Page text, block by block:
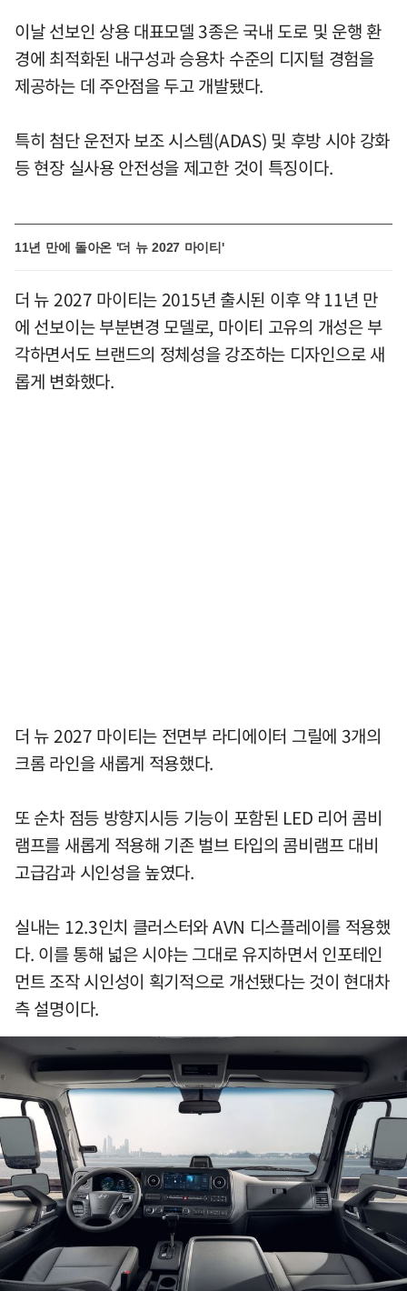
이날 선보인 상용 대표모델 3종은 국내 도로 및 운행 환
경에 최적화된 내구성과 승용차 수준의 디지털 경험을
제공하는 데 주안점을 두고 개발됐다.
특히 첨단 운전자 보조 시스템(ADAS) 및 후방 시야 강화
등 현장 실사용 안전성을 제고한 것이 특징이다.
11년 만에 돌아온 '더 뉴 2027 마이티'
더 뉴 2027 마이티는 2015년 출시된 이후 약 11년 만
에 선보이는 부분변경 모델로, 마이티 고유의 개성은 부
각하면서도 브랜드의 정체성을 강조하는 디자인으로 새
롭게 변화했다.
더 뉴 2027 마이티는 전면부 라디에이터 그릴에 3개의
크롬 라인을 새롭게 적용했다.
또 순차 점등 방향지시등 기능이 포함된 LED 리어 콤비
램프를 새롭게 적용해 기존 벌브 타입의 콤비램프 대비
고급감과 시인성을 높였다.
실내는 12.3인치 클러스터와 AVN 디스플레이를 적용했
다. 이를 통해 넓은 시야는 그대로 유지하면서 인포테인
먼트 조작 시인성이 획기적으로 개선됐다는 것이 현대차
측 설명이다.